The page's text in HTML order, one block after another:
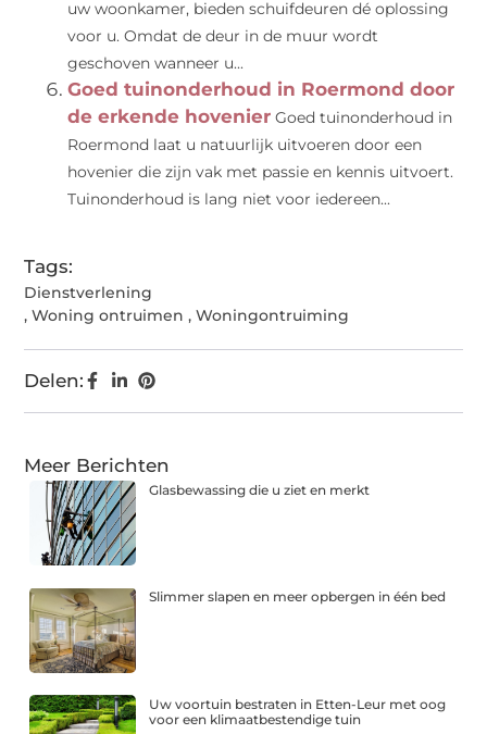
uw woonkamer, bieden schuifdeuren dé oplossing
voor u. Omdat de deur in de muur wordt
geschoven wanneer u...
Goed tuinonderhoud in Roermond door
de erkende hovenier Goed tuinonderhoud in
Roermond laat u natuurlijk uitvoeren door een
hovenier die zijn vak met passie en kennis uitvoert.
Tuinonderhoud is lang niet voor iedereen...
Tags:
Dienstverlening
,Woning ontruimen ,Woningontruiming
Delen:
Meer Berichten
Glasbewassing die u ziet en merkt
Slimmer slapen en meer opbergen in één bed
Uw voortuin bestraten in Etten-Leur met oog
voor een klimaatbestendige tuin